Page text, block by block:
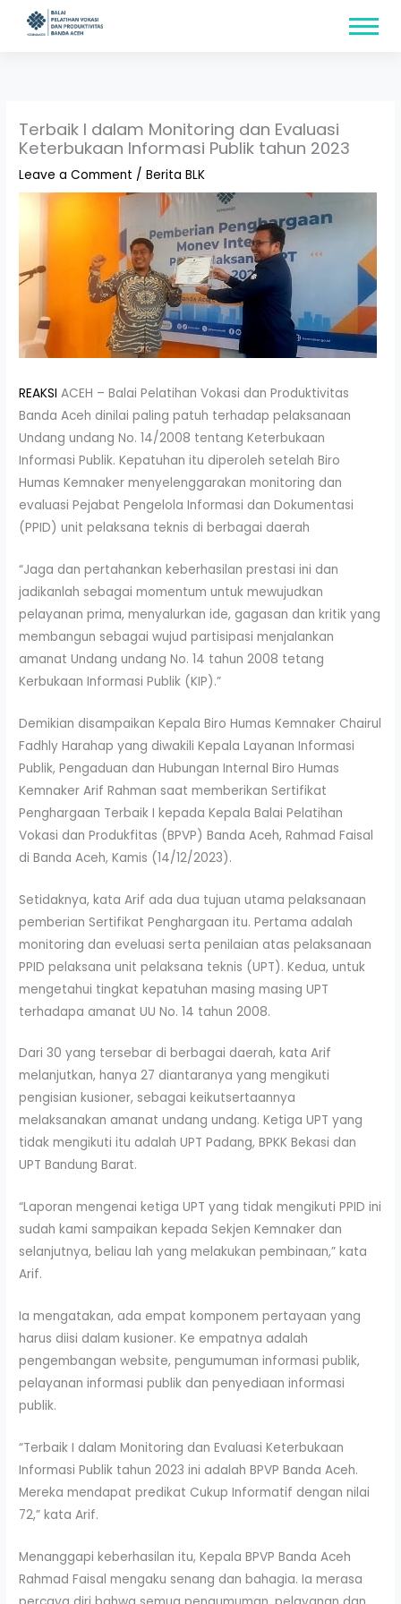
content
Terbaik I dalam Monitoring dan Evaluasi
Keterbukaan Informasi Publik tahun 2023
Leave a Comment /Berita BLK
REAKSI ACEH – Balai Pelatihan Vokasi dan Produktivitas
Banda Aceh dinilai paling patuh terhadap pelaksanaan
Undang undang No. 14/2008 tentang Keterbukaan
Informasi Publik. Kepatuhan itu diperoleh setelah Biro
Humas Kemnaker menyelenggarakan monitoring dan
evaluasi Pejabat Pengelola Informasi dan Dokumentasi
(PPID) unit pelaksana teknis di berbagai daerah
“Jaga dan pertahankan keberhasilan prestasi ini dan
jadikanlah sebagai momentum untuk mewujudkan
pelayanan prima, menyalurkan ide, gagasan dan kritik yang
membangun sebagai wujud partisipasi menjalankan
amanat Undang undang No. 14 tahun 2008 tetang
Kerbukaan Informasi Publik (KIP).”
Demikian disampaikan Kepala Biro Humas Kemnaker Chairul
Fadhly Harahap yang diwakili Kepala Layanan Informasi
Publik, Pengaduan dan Hubungan Internal Biro Humas
Kemnaker Arif Rahman saat memberikan Sertifikat
Penghargaan Terbaik I kepada Kepala Balai Pelatihan
Vokasi dan Produkfitas (BPVP) Banda Aceh, Rahmad Faisal
di Banda Aceh, Kamis (14/12/2023).
Setidaknya, kata Arif ada dua tujuan utama pelaksanaan
pemberian Sertifikat Penghargaan itu. Pertama adalah
monitoring dan eveluasi serta penilaian atas pelaksanaan
PPID pelaksana unit pelaksana teknis (UPT). Kedua, untuk
mengetahui tingkat kepatuhan masing masing UPT
terhadapa amanat UU No. 14 tahun 2008.
Dari 30 yang tersebar di berbagai daerah, kata Arif
melanjutkan, hanya 27 diantaranya yang mengikuti
pengisian kusioner, sebagai keikutsertaannya
melaksanakan amanat undang undang. Ketiga UPT yang
tidak mengikuti itu adalah UPT Padang, BPKK Bekasi dan
UPT Bandung Barat.
“Laporan mengenai ketiga UPT yang tidak mengikuti PPID ini
sudah kami sampaikan kepada Sekjen Kemnaker dan
selanjutnya, beliau lah yang melakukan pembinaan,” kata
Arif.
Ia mengatakan, ada empat komponem pertayaan yang
harus diisi dalam kusioner. Ke empatnya adalah
pengembangan website, pengumuman informasi publik,
pelayanan informasi publik dan penyediaan informasi
publik.
“Terbaik I dalam Monitoring dan Evaluasi Keterbukaan
Informasi Publik tahun 2023 ini adalah BPVP Banda Aceh.
Mereka mendapat predikat Cukup Informatif dengan nilai
72,” kata Arif.
Menanggapi keberhasilan itu, Kepala BPVP Banda Aceh
Rahmad Faisal mengaku senang dan bahagia. Ia merasa